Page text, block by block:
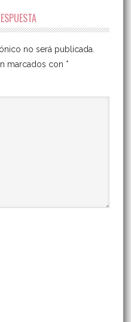
no será publicada.
marcados con *